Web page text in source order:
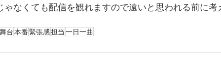
なくても配信を観れますので遠いと思われる前に考
舞台本番 緊張感担当 一日一曲